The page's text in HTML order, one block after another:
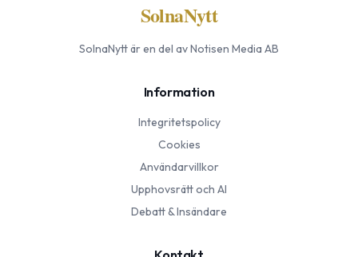
SolnaNytt
SolnaNyttär en del av Notisen Media AB
Information
Integritetspolicy
Cookies
Användarvillkor
Upphovsrätt och AI
Debatt & Insändare